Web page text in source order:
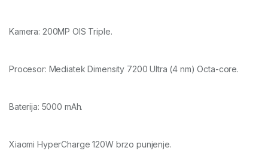
Kamera: 200MP OIS Triple.
Procesor: Mediatek Dimensity 7200 Ultra (4 nm) Octa-core.
Baterija: 5000 mAh.
Xiaomi HyperCharge 120W brzo punjenje.